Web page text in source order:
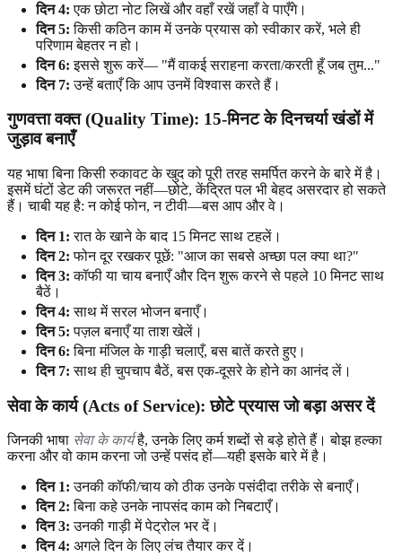
दिन 4: एक छोटा नोट लिखें और वहाँ रखें जहाँ वे पाएँगे।
दिन 5: किसी कठिन काम में उनके प्रयास को स्वीकार करें, भले ही
परिणाम बेहतर न हो।
दिन 6: इससे शुरू करें— "मैं वाकई सराहना करता/करती हूँ जब तुम..."
दिन 7: उन्हें बताएँ कि आप उनमें विश्वास करते हैं।
गुणवत्ता वक्त (Quality Time): 15-मिनट के दिनचर्या खंडों में
जुड़ाव बनाएँ
यह भाषा बिना किसी रुकावट के खुद को पूरी तरह समर्पित करने के बारे में है।
इसमें घंटों डेट की जरूरत नहीं—छोटे, केंद्रित पल भी बेहद असरदार हो सकते
हैं। चाबी यह है: न कोई फोन, न टीवी—बस आप और वे।
दिन 1: रात के खाने के बाद 15 मिनट साथ टहलें।
दिन 2: फोन दूर रखकर पूछें: "आज का सबसे अच्छा पल क्या था?"
दिन 3: कॉफी या चाय बनाएँ और दिन शुरू करने से पहले 10 मिनट साथ
बैठें।
दिन 4: साथ में सरल भोजन बनाएँ।
दिन 5: पज़ल बनाएँ या ताश खेलें।
दिन 6: बिना मंजिल के गाड़ी चलाएँ, बस बातें करते हुए।
दिन 7: साथ ही चुपचाप बैठें, बस एक-दूसरे के होने का आनंद लें।
सेवा के कार्य (Acts of Service): छोटे प्रयास जो बड़ा असर दें
जिनकी भाषा सेवा के कार्यहै, उनके लिए कर्म शब्दों से बड़े होते हैं। बोझ हल्का
करना और वो काम करना जो उन्हें पसंद हों—यही इसके बारे में है।
दिन 1: उनकी कॉफी/चाय को ठीक उनके पसंदीदा तरीके से बनाएँ।
दिन 2: बिना कहे उनके नापसंद काम को निबटाएँ।
दिन 3: उनकी गाड़ी में पेट्रोल भर दें।
दिन 4: अगले दिन के लिए लंच तैयार कर दें।